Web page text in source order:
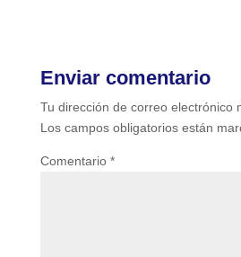
Enviar comentario
Tu dirección de correo electrónico
Los campos obligatorios están
Comentario *